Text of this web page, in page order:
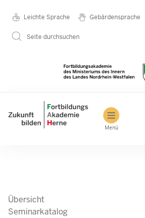
Metanavigation
Leichte Sprache Gebärdensprache
Seite durchsuchen
Main
Menü
Übersicht
Seminarkatalog